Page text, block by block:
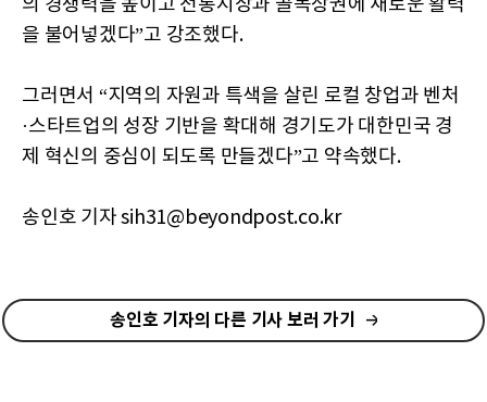
의 경쟁력을 높이고 전통시장과 골목상권에 새로운 활력
을 불어넣겠다”고 강조했다.
그러면서 “지역의 자원과 특색을 살린 로컬 창업과 벤처
·스타트업의 성장 기반을 확대해 경기도가 대한민국 경
제 혁신의 중심이 되도록 만들겠다”고 약속했다.
송인호 기자 sih31@beyondpost.co.kr
송인호 기자의 다른 기사 보러 가기